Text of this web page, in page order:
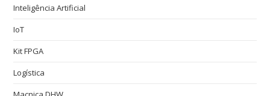
Inteligência Artificial
IoT
Kit FPGA
Logística